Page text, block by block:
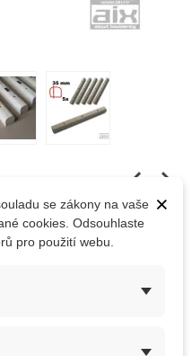
trénink síly v
samořezných vrutů.
×
se zákony na vaše
cookies. Odsouhlaste
pro použití webu.